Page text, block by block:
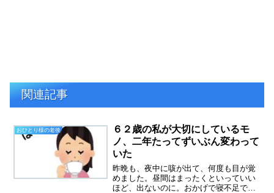
関連記事
おひとり様の老後
６２歳の私が大切にしているモ
ノ、二年たってずいぶん変わって
いた
昨晩も、夜中に咳が出て、何度も目が覚
めました。昼間はまったくといっていい
ほど、出ないのに。おかげで寝不足で